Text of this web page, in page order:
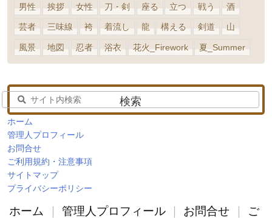
男性 挨拶 女性 刀・剣 座る 立つ 戦う 酒
芸者 三味線 袴 着流し 龍 構える 剣道 山
風景 地図 忍者 浴衣 花火_Firework 夏_Summer
ホーム
管理人プロフィール
お問合せ
ご利用規約・注意事項
サイトマップ
プライバシーポリシー
ホーム 管理人プロフィール お問合せ
ご